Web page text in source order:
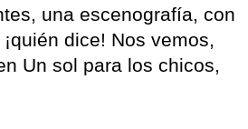
una escenografía, con
dice! Nos vemos,
Un sol para los chicos,